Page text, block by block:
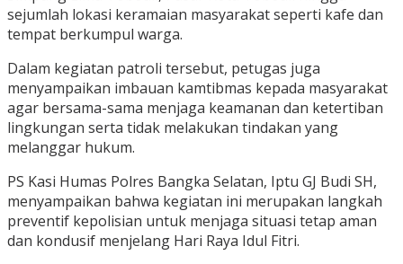
sejumlah lokasi keramaian masyarakat seperti kafe dan
tempat berkumpul warga.
Dalam kegiatan patroli tersebut, petugas juga
menyampaikan imbauan kamtibmas kepada masyarakat
agar bersama-sama menjaga keamanan dan ketertiban
lingkungan serta tidak melakukan tindakan yang
melanggar hukum.
PS Kasi Humas Polres Bangka Selatan, Iptu GJ Budi SH,
menyampaikan bahwa kegiatan ini merupakan langkah
preventif kepolisian untuk menjaga situasi tetap aman
dan kondusif menjelang Hari Raya Idul Fitri.